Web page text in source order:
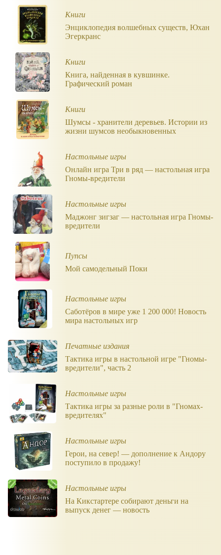
Книги
Энциклопедия волшебных существ, Юхан
Эгеркранс
Книги
Книга, найденная в кувшинке.
Графический роман
Книги
Шумсы - хранители деревьев. Истории из
жизни шумсов необыкновенных
Настольные игры
Онлайн игра Три в ряд — настольная игра
Гномы-вредители
Настольные игры
Маджонг зигзаг — настольная игра Гномы-
вредители
Пупсы
Мой самодельный Поки
Настольные игры
Саботёров в мире уже 1 200 000! Новость
мира настольных игр
Печатные издания
Тактика игры в настольной игре "Гномы-
вредители", часть 2
Настольные игры
Тактика игры за разные роли в "Гномах-
вредителях"
Настольные игры
Герои, на север! — дополнение к Андору
поступило в продажу!
Настольные игры
На Кикстартере собирают деньги на
выпуск денег — новость